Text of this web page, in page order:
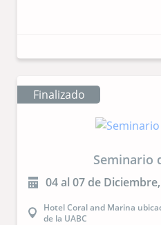
Finalizado
Seminario
04 al 07 de
Hotel Coral and Marina
de la UABC